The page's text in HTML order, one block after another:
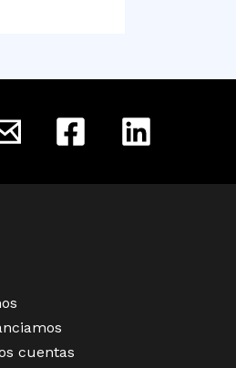
cuentas